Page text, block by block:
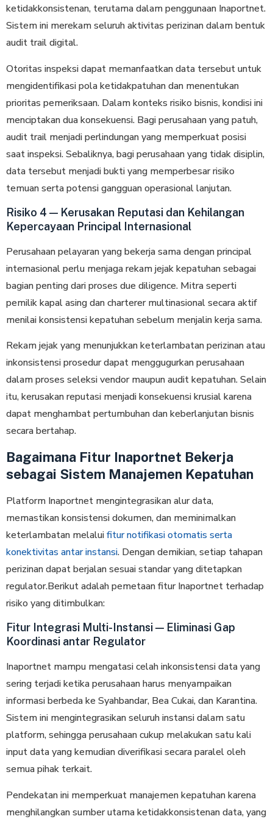
ketidakkonsistenan, terutama dalam penggunaan Inaportnet.
Sistem ini merekam seluruh aktivitas perizinan dalam bentuk
audit trail digital.
Otoritas inspeksi dapat memanfaatkan data tersebut untuk
mengidentifikasi pola ketidakpatuhan dan menentukan
prioritas pemeriksaan. Dalam konteks risiko bisnis, kondisi ini
menciptakan dua konsekuensi. Bagi perusahaan yang patuh,
audit trail menjadi perlindungan yang memperkuat posisi
saat inspeksi. Sebaliknya, bagi perusahaan yang tidak disiplin,
data tersebut menjadi bukti yang memperbesar risiko
temuan serta potensi gangguan operasional lanjutan.
Risiko 4 — Kerusakan Reputasi dan Kehilangan
Kepercayaan Principal Internasional
Perusahaan pelayaran yang bekerja sama dengan principal
internasional perlu menjaga rekam jejak kepatuhan sebagai
bagian penting dari proses due diligence. Mitra seperti
pemilik kapal asing dan charterer multinasional secara aktif
menilai konsistensi kepatuhan sebelum menjalin kerja sama.
Rekam jejak yang menunjukkan keterlambatan perizinan atau
inkonsistensi prosedur dapat menggugurkan perusahaan
dalam proses seleksi vendor maupun audit kepatuhan. Selain
itu, kerusakan reputasi menjadi konsekuensi krusial karena
dapat menghambat pertumbuhan dan keberlanjutan bisnis
secara bertahap.
Bagaimana Fitur Inaportnet Bekerja
sebagai Sistem Manajemen Kepatuhan
Platform Inaportnet mengintegrasikan alur data,
memastikan konsistensi dokumen, dan meminimalkan
keterlambatan melaluifitur notifikasi otomatis serta
konektivitas antar instansi. Dengan demikian, setiap tahapan
perizinan dapat berjalan sesuai standar yang ditetapkan
regulator.Berikut adalah pemetaan fitur Inaportnet terhadap
risiko yang ditimbulkan:
Fitur Integrasi Multi-Instansi — Eliminasi Gap
Koordinasi antar Regulator
Inaportnet mampu mengatasi celah inkonsistensi data yang
sering terjadi ketika perusahaan harus menyampaikan
informasi berbeda ke Syahbandar, Bea Cukai, dan Karantina.
Sistem ini mengintegrasikan seluruh instansi dalam satu
platform, sehingga perusahaan cukup melakukan satu kali
input data yang kemudian diverifikasi secara paralel oleh
semua pihak terkait.
Pendekatan ini memperkuat manajemen kepatuhan karena
menghilangkan sumber utama ketidakkonsistenan data, yang